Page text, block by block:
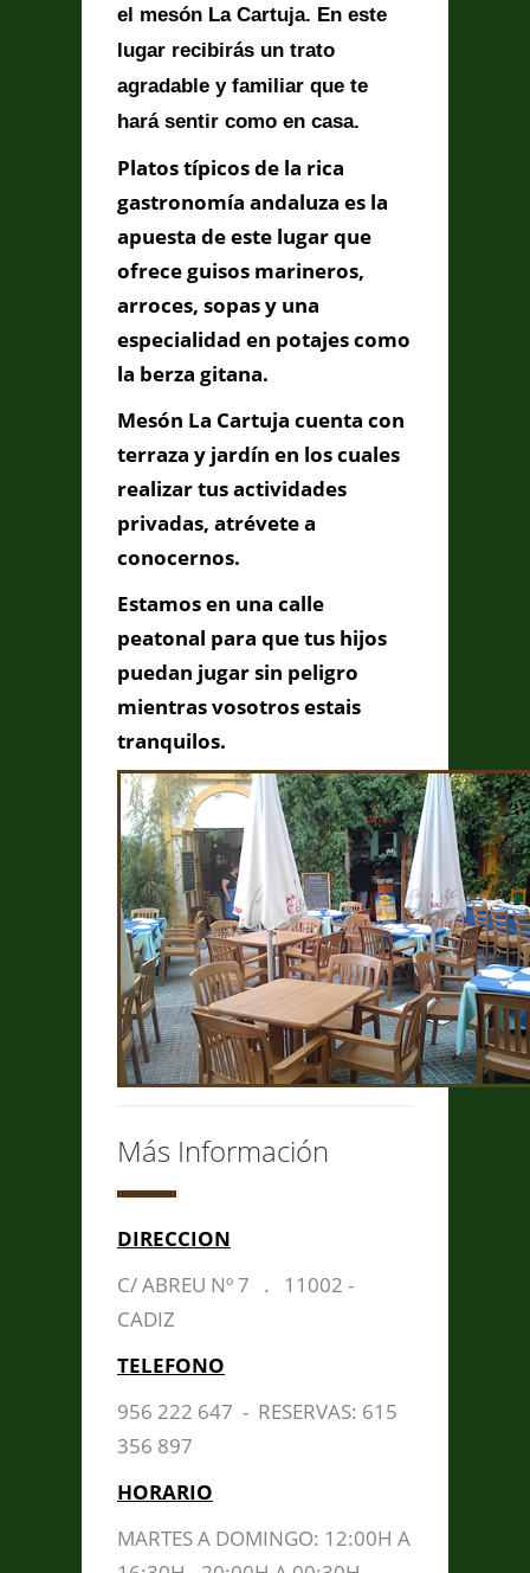
el mesón La Cartuja. En este
lugar recibirás un trato
agradable y familiar que te
hará sentir como en casa.
Platos típicos de la rica
gastronomía andaluza es la
apuesta de este lugar que
ofrece guisos marineros,
arroces, sopas y una
especialidad en potajes como
la berza gitana.
Mesón La Cartuja cuenta con
terraza y jardín en los cuales
realizar tus actividades
privadas, atrévete a
conocernos.
Estamos en una calle
peatonal para que tus hijos
puedan jugar sin peligro
mientras vosotros estais
tranquilos.
Más Información
DIRECCION
C/ ABREU Nº 7 . 11002 -
CADIZ
TELEFONO
956 222 647 - RESERVAS: 615
356 897
HORARIO
MARTES A DOMINGO: 12:00H A
Información de
Contacto
C/ ABREU Nº 7 . 11002 - CADIZ,
Cádiz, Cádiz
956 222 647 - RESERVAS: 615
356 897
nanidecadi11@gmail.com
Contacta con Nosotros
Enviar Mensaje